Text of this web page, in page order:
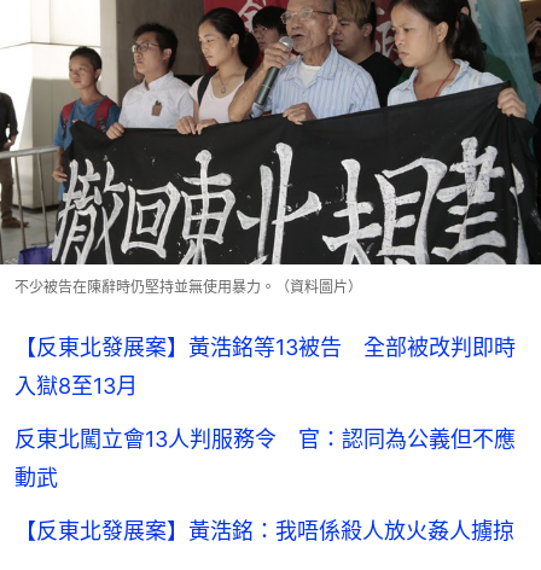
不少被告在陳辭時仍堅持並無使用暴力。（資料圖片）
【反東北發展案】黃浩銘等13被告 全部被改判即時
入獄8至13月
反東北闖立會13人判服務令 官：認同為公義但不應
動武
【反東北發展案】黃浩銘：我唔係殺人放火姦人擄掠